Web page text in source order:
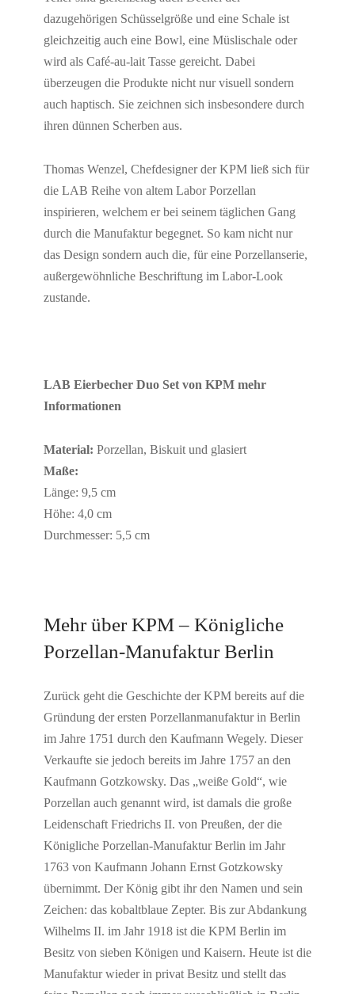
dazugehörigen Schüsselgröße und eine Schale ist
gleichzeitig auch eine Bowl, eine Müslischale oder
wird als Café-au-lait Tasse gereicht. Dabei
überzeugen die Produkte nicht nur visuell sondern
auch haptisch. Sie zeichnen sich insbesondere durch
ihren dünnen Scherben aus.
Thomas Wenzel, Chefdesigner der KPM ließ sich für
die LAB Reihe von altem Labor Porzellan
inspirieren, welchem er bei seinem täglichen Gang
durch die Manufaktur begegnet. So kam nicht nur
das Design sondern auch die, für eine Porzellanserie,
außergewöhnliche Beschriftung im Labor-Look
zustande.
LAB Eierbecher Duo Set von KPM mehr
Informationen
Material: Porzellan, Biskuit und glasiert
Maße:
Länge: 9,5 cm
Höhe: 4,0 cm
Durchmesser: 5,5 cm
Mehr über KPM – Königliche
Porzellan-Manufaktur Berlin
Zurück geht die Geschichte der KPM bereits auf die
Gründung der ersten Porzellanmanufaktur in Berlin
im Jahre 1751 durch den Kaufmann Wegely. Dieser
Verkaufte sie jedoch bereits im Jahre 1757 an den
Kaufmann Gotzkowsky. Das „weiße Gold“, wie
Porzellan auch genannt wird, ist damals die große
Leidenschaft Friedrichs II. von Preußen, der die
Königliche Porzellan-Manufaktur Berlin im Jahr
1763 von Kaufmann Johann Ernst Gotzkowsky
übernimmt. Der König gibt ihr den Namen und sein
Zeichen: das kobaltblaue Zepter. Bis zur Abdankung
Wilhelms II. im Jahr 1918 ist die KPM Berlin im
Besitz von sieben Königen und Kaisern. Heute ist die
Manufaktur wieder in privat Besitz und stellt das